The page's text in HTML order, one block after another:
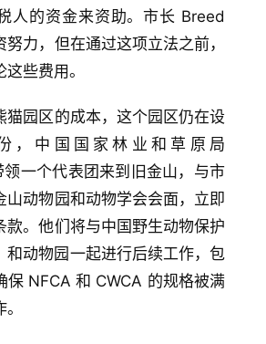
人的资金来资助。市长 Breed
力，但在通过这项立法之前，
些费用。
猫园区的成本，这个园区仍在设
，中国国家林业和草原局
领一个代表团来到旧金山，与市
山动物园和动物学会会面，立即
款。他们将与中国野生动物保护
和动物园一起进行后续工作，包
保 NFCA 和 CWCA 的规格被满